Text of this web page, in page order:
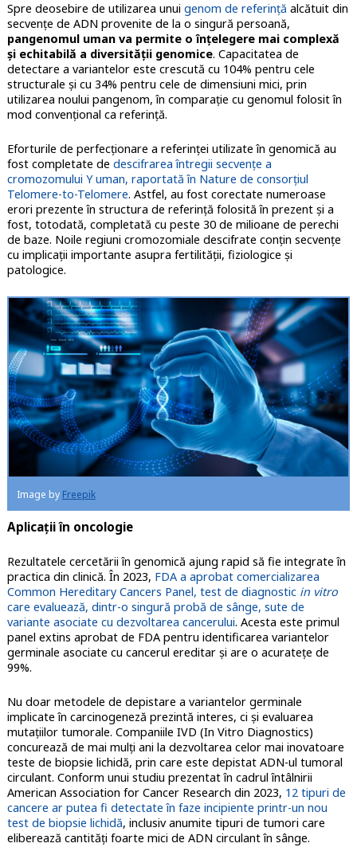
Spre deosebire de utilizarea unui genom de referință alcătuit din
secvențe de ADN provenite de la o singură persoană,
pangenomul uman va permite o înțelegere mai complexă
și echitabilă a diversității genomice. Capacitatea de
detectare a variantelor este crescută cu 104% pentru cele
structurale şi cu 34% pentru cele de dimensiuni mici, prin
utilizarea noului pangenom, în comparaţie cu genomul folosit în
mod convenţional ca referinţă.
Eforturile de perfecţionare a referinţei utilizate în genomică au
fost completate de descifrarea întregii secvenţe a
cromozomului Y uman, raportată în Nature de consorţiul
Telomere-to-Telomere. Astfel, au fost corectate numeroase
erori prezente în structura de referinţă folosită în prezent şi a
fost, totodată, completată cu peste 30 de milioane de perechi
de baze. Noile regiuni cromozomiale descifrate conţin secvenţe
cu implicaţii importante asupra fertilităţii, fiziologice şi
patologice.
Image by Freepik
Aplicaţii în oncologie
Rezultatele cercetării în genomică ajung rapid să fie integrate în
practica din clinică. În 2023, FDA a aprobat comercializarea
Common Hereditary Cancers Panel, test de diagnostic in vitro
care evaluează, dintr-o singură probă de sânge, sute de
variante asociate cu dezvoltarea cancerului. Acesta este primul
panel extins aprobat de FDA pentru identificarea variantelor
germinale asociate cu cancerul ereditar şi are o acurateţe de
99%.
Nu doar metodele de depistare a variantelor germinale
implicate în carcinogeneză prezintă interes, ci şi evaluarea
mutaţiilor tumorale. Companiile IVD (In Vitro Diagnostics)
concurează de mai mulţi ani la dezvoltarea celor mai inovatoare
teste de biopsie lichidă, prin care este depistat ADN-ul tumoral
circulant. Conform unui studiu prezentat în cadrul întâlnirii
American Association for Cancer Research din 2023, 12 tipuri de
cancere ar putea fi detectate în faze incipiente printr-un nou
test de biopsie lichidă, inclusiv anumite tipuri de tumori care
eliberează cantități foarte mici de ADN circulant în sânge.